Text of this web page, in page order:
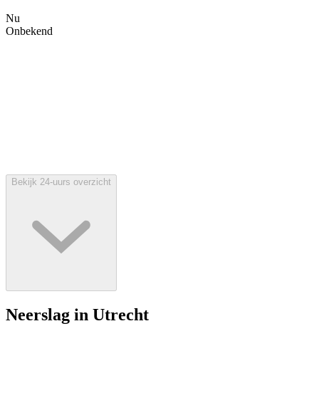
Nu
Onbekend
Bekijk 24-uurs overzicht
Neerslag in Utrecht